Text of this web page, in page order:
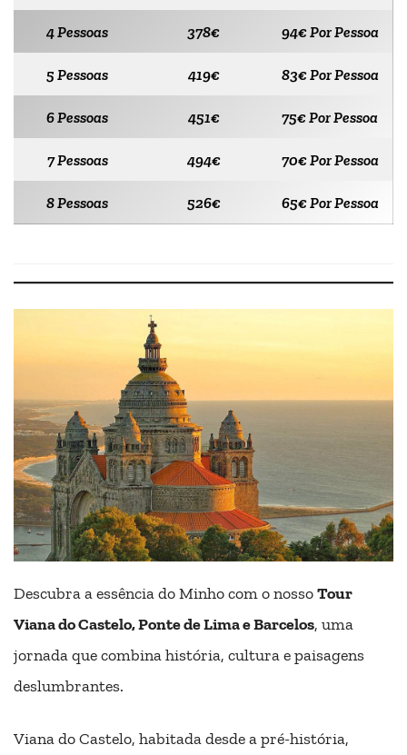
4 Pessoas 378€ 94€ Por Pessoa
5 Pessoas 419€ 83€ Por Pessoa
6 Pessoas 451€ 75€ Por Pessoa
7 Pessoas 494€ 70€ Por Pessoa
8 Pessoas 526€ 65€ Por Pessoa
Descubra a essência do Minho com o nossoTour
Viana do Castelo, Ponte de Lima e Barcelos, uma
jornada que combina história, cultura e paisagens
deslumbrantes.
Viana do Castelo, habitada desde a pré-história,